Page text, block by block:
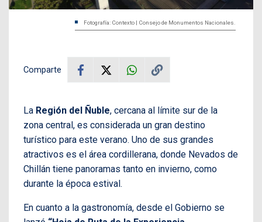
Fotografía: Contexto | Consejo de Monumentos Nacionales.
Comparte
La Región del Ñuble, cercana al límite sur de la
zona central, es considerada un gran destino
turístico para este verano. Uno de sus grandes
atractivos es el área cordillerana, donde Nevados de
Chillán tiene panoramas tanto en invierno, como
durante la época estival.
En cuanto a la gastronomía, desde el Gobierno se